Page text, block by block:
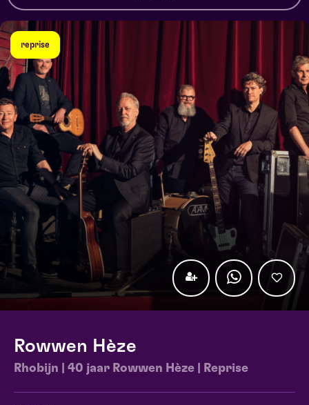
reprise
Rowwen Hèze
Rhobijn | 40 jaar Rowwen Hèze | Reprise